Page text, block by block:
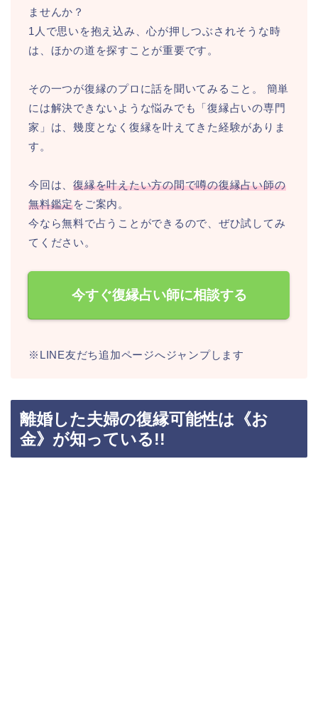
ませんか？
1人で思いを抱え込み、心が押しつぶされそうな時
は、ほかの道を探すことが重要です。
その一つが復縁のプロに話を聞いてみること。 簡単
には解決できないような悩みでも「復縁占いの専門
家」は、幾度となく復縁を叶えてきた経験がありま
す。
今回は、復縁を叶えたい方の間で噂の復縁占い師の
無料鑑定をご案内。
今なら無料で占うことができるので、ぜひ試してみ
てください。
今すぐ復縁占い師に相談する
※LINE友だち追加ページへジャンプします
離婚した夫婦の復縁可能性は《お
金》が知っている!!